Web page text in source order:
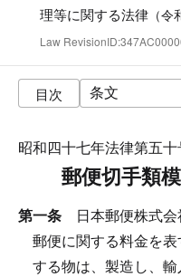
理等に関する法律 （
Law
目次
昭和四十七年法律第五
郵便切手類
第一条 日本郵便株式
郵便に関する料金を
する物は、製造し、